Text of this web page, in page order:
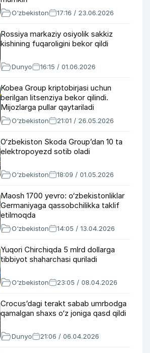
O‘zbekiston 17:16 / 23.06.2026
Rossiya markaziy osiyolik sakkiz
kishining fuqaroligini bekor qildi
Dunyo 16:15 / 01.06.2026
Kobea Group kriptobirjasi uchun
berilgan litsenziya bekor qilindi.
Mijozlarga pullar qaytariladi
O‘zbekiston 21:01 / 26.05.2026
O‘zbekiston Skoda Group’dan 10 ta
elektropoyezd sotib oladi
O‘zbekiston 18:09 / 01.05.2026
Maosh 1700 yevro: o‘zbekistonliklar
Germaniyaga qassobchilikka taklif
etilmoqda
O‘zbekiston 14:05 / 13.04.2026
Yuqori Chirchiqda 5 mlrd dollarga
tibbiyot shaharchasi quriladi
O‘zbekiston 23:05 / 08.04.2026
Crocus’dagi terakt sabab umrbodga
qamalgan shaxs o‘z joniga qasd qildi
Dunyo 21:06 / 06.04.2026